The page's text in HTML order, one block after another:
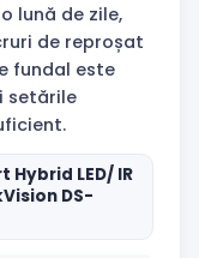
lună de zile,
de reproșat
fundal este
setările
Hybrid LED/ IR
DS-